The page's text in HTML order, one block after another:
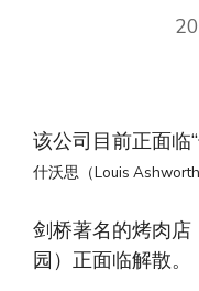
该公司目前正面临
什沃思（Louis Ashworth
剑桥著名的烤肉店
园）正面临解散。